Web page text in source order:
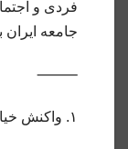
فردی و
جامعه ایران
⸻
۱. واکنش خیابانی: شادی، خشم، رهایی